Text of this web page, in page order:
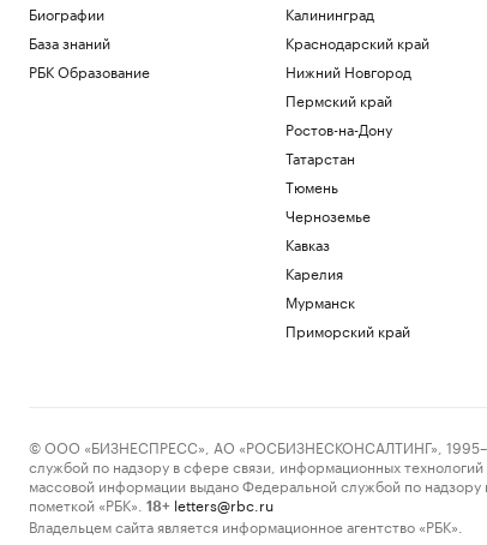
Мишустин заявил о запуске единых
правил для маркетплейсов в ЕАЭС
Бизнес
Как облигационный долг помог решить
Рост цен на жилье в июле охватил все
OpenAI выпустит умную колонку в
Биографии
База знаний
РБК Образование
Калининград
Краснодарский край
Нижний Новгород
Пермский край
Ростов-на-Дону
Татарстан
Тюмень
Черноземье
Кавказ
Карелия
Мурманск
Приморский край
© ООО «БИЗНЕСПРЕСС», АО «РОСБИЗНЕСКОНСАЛТИНГ»,
службой по надзору в сфере связи, информационных
массовой информации выдано Федеральной службой по
пометкой «РБК».
18+ letters@rbc.ru
Владельцем сайта является информационное агентство «РБК».